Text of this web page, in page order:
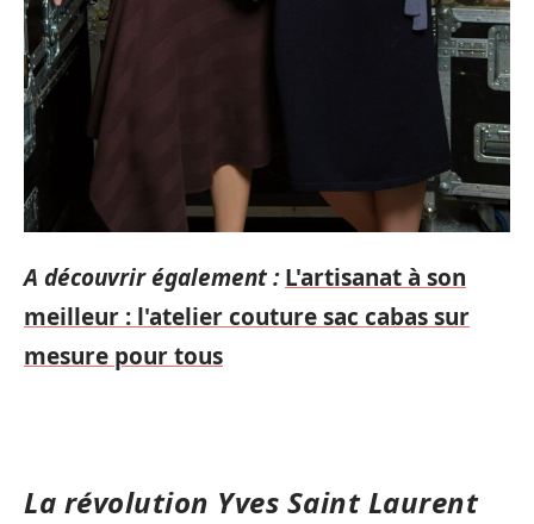
A découvrir également : L'artisanat à son
meilleur : l'atelier couture sac cabas sur
mesure pour tous
La révolution Yves Saint Laurent